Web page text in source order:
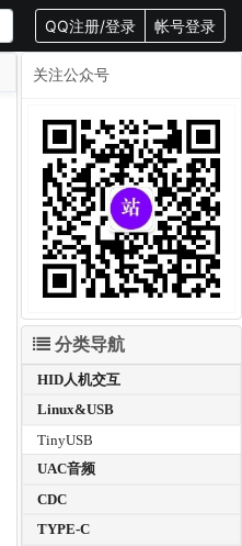
QQ注册/登录 帐号登录
关注公众号
分类导航
HID人机交互
Linux&USB
TinyUSB
UAC音频
CDC
TYPE-C